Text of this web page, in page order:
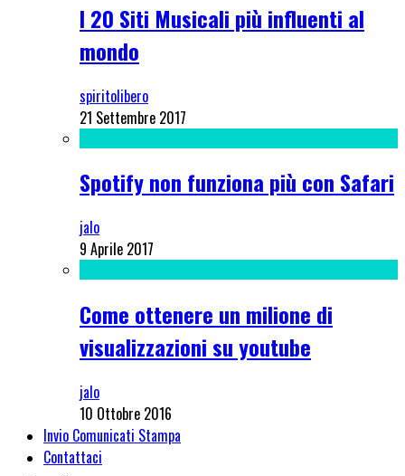
I 20 Siti Musicali più influenti al
mondo
spiritolibero
21 Settembre 2017
Spotify non funziona più con Safari
jalo
9 Aprile 2017
Come ottenere un milione di
visualizzazioni su youtube
jalo
10 Ottobre 2016
Invio Comunicati Stampa
Contattaci